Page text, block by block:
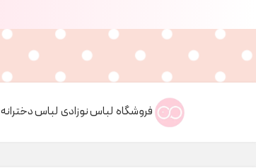
فروشگاه لباس نوزادی لباس دخترانه